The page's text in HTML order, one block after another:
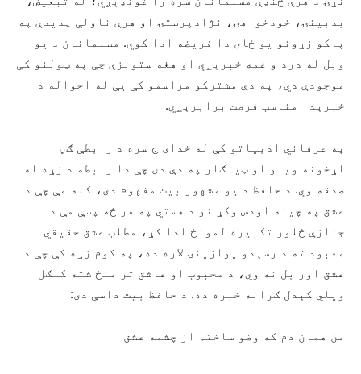
بدبينۍ، خودخواهۍ، نژادپرستۍ او هرې ناولې پديدې په
پاکو زړونو يو ځای دا فريضه ادا کوي. مسلمانان د يو
وبل له درد و غمه خبرېږي او هغه ستونزې چې په ټولنو کې
موجودې دي، په دې مشترکو مراسمو کې يې له احواله د
خبرېدا مناسب فرصت برابرېږي.
په عرفاني ادبياتو کې له خدای ج سره د رابطې ګڼ
اړخونه وينو او ټينګار په دې دی چې دا رابطه د زړه له
صدقه وي. د حافظ د يو مشهور بيت مفهوم دی، کله مې چې د
عشق په چينه اودس وکړ نو د هستي په هر څه پسې مې د
جنازې څلور تکبيره لمونځ ادا کړ، مطلب عشق حقيقي
معبود ته د رسېدو يوازينۍ لاره ده، په کوم زړه کې چې د
عشق اور بل نه وي، د محبوب او عاشق تر منځ شته کنګل
ويلي کېدل ګرانه خبره ده. د حافظ بيت داسې دی:
من همان دم که وضو ساختم از چشمه عشق